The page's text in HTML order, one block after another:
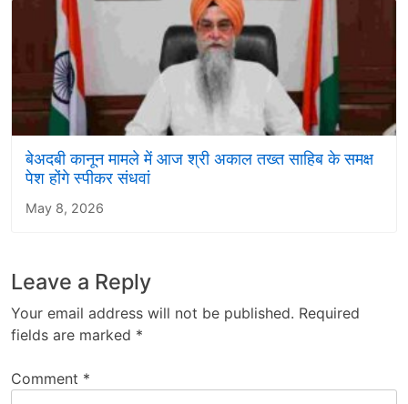
बेअदबी कानून मामले में आज श्री अकाल तख्त साहिब के समक्ष
पेश होंगे स्पीकर संधवां
May 8, 2026
Leave a Reply
Your email address will not be published. Required
fields are marked *
Comment *